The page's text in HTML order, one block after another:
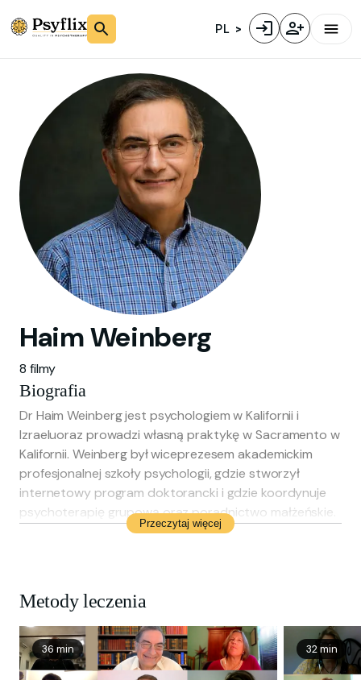
PL
HaimWeinberg
8 filmy
Biografia
Dr Haim Weinberg jest psychologiem w Kalifornii i
Izraeluoraz prowadzi własną praktykę w Sacramento w
Kalifornii. Weinberg był wiceprezesem akademickim
profesjonalnej szkoły psychologii, gdzie stworzył
internetowy program doktorancki i gdzie koordynuje
psychoterapię grupową oraz poradnictwo małżeńskie.
Opublikował książki na temat grup internetowych i
członkiem Amerykańskiego Stowarzyszenia
Psychoterapii Grupowej i Międzynarodowego
Stowarzyszenia Psychoterapii Grupowej. Weinberg jest
również wybitnym członkiem Izraelskiego
Stowarzyszenia Psychoterapii Grupowej. Otrzymał
Przeczytaj więcej
Metody leczenia
36 min 32 min